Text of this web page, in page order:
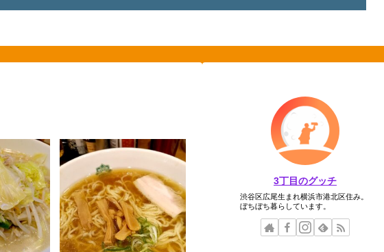
3丁目のグッチ
渋谷区広尾生まれ横浜市港北区住み。
ぼちぼち暮らしています。